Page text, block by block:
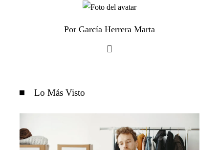
Por García Herrera Marta
Lo Más Visto